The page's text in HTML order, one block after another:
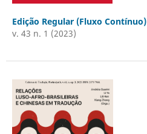
Edição Regular (Fluxo Contínuo)
v. 43 n. 1 (2023)